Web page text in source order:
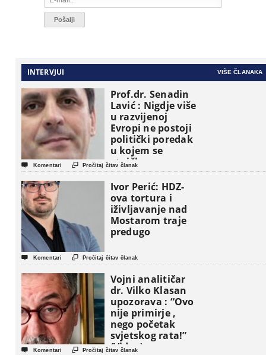
INTERVJUI VIŠE ČLANAKA
Prof.dr. Senadin
Lavić : Nigdje više
u razvijenoj
Evropi ne postoji
politički poredak
u kojem se
etničke grupe
pojavljuju kao
osnovne
političke jedinice
 Komentari  Pročitaj čitav članak
Ivor Perić: HDZ-
ova tortura i
iživljavanje nad
Mostarom traje
predugo
 Komentari  Pročitaj čitav članak
Vojni analitičar
dr. Vilko Klasan
upozorava : “Ovo
nije primirje ,
nego početak
svjetskog rata!”
(Video)
 Komentari  Pročitaj čitav članak